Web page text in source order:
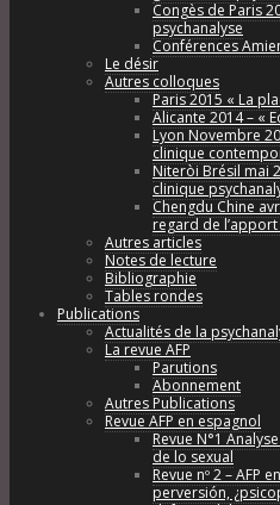
Congès de Paris
psychanalyse
Conférences
Le désir
Autres colloques
Paris 2015 « La
Alicante 2014 – «
Lyon Novembre
clinique
Niteròi Brésil mai
clinique
Chengdu Chine
regard de
Autres articles
Notes de lecture
Bibliographie
Tables rondes
Publications
Actualités de la
La revue AFP
Parutions
Abonnement
Autres Publications
Revue AFP en espagnol
Revue N°1
de lo sexual
Revue nº 2 – AFP
perversión,